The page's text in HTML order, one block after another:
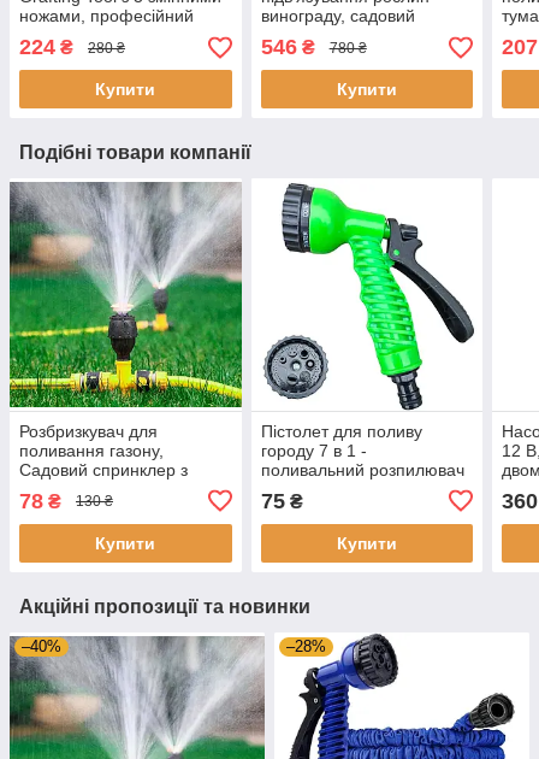
ножами, професійний
інструмент для щеплення
рослин
224 ₴ 280 ₴
Купити
винограду, садовий
помідор тапенер +10 000
скоб і стрічки 10 штук
546₴ 780 ₴
Купити
207
Подібні товари компанії
Розбризкувач для
поливання газону,
Садовий спринклер з
Спринклери для
поливання саду
78 ₴ 130 ₴
Купити
Пістолет для поливу
городу 7 в 1 -
поливальний розпилювач
шланг
75₴
Купити
12
360
Акційні пропозиції та новинки
–40% –28%